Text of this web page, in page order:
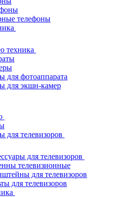
телефоны
техника
для фотоаппарата
для экшн-камер
для телевизоров
для телевизоров
телевизионные
для телевизоров
для телевизоров